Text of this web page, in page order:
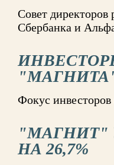
Совет директоров
Сбербанка и
Фокус
"МАГНИТ"
НА 26,7%